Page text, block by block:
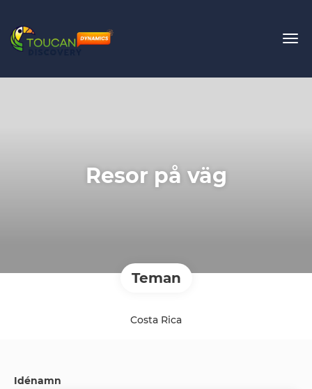
Resor på väg
Teman
Costa Rica
Idénamn